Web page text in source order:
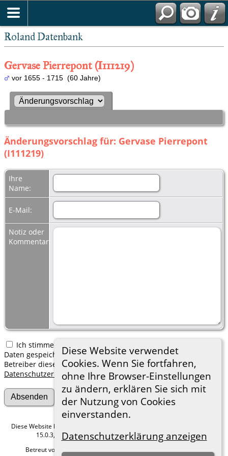
Roland Datenbank
Diese Website verwendet
Cookies. Wenn Sie fortfahren,
ohne Ihre Browser-Einstellungen
zu ändern, erklären Sie sich mit
der Nutzung von Cookies
einverstanden.
Datenschutzerklärung anzeigen
Gervase Pierrepont (I111219)
vor 1655 - 1715 (60 Jahre)
Änderungsvorschlag für: Gervase Pierrepont
(I111219)
Ihre
Name:
E-Mail:
Notiz oder
Kommentar:
Ich stimme zu, dass meine hier erfassten persönlichen
Daten gespeichert werden. Ich verstehe, dass ich jederzeit den
Betreiber dieser Website bitten kann, diese Daten zu löschen.
Datenschutzerklärung
Diese Website läuft mit
15.0.3, programmiert von Darrin Lythgoe © 2001-2026.
Betreut von